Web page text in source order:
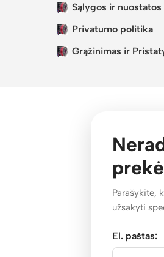
Sąlygos ir nuostatos
Privatumo politika
Grąžinimas ir
Parašykite,
užsakyti
El. paštas: